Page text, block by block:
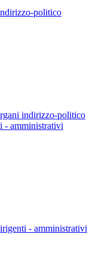
politico
indirizzo-politico
- amministrativi
- amministrativi